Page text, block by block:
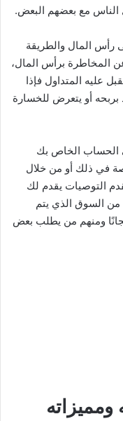
مع بعضهم البعض.
رأس المال والطريقة
المخاطرة برأس المال،
عليه المتداول فإذا
بربحه أو يتعرض للخسارة
الحساب الخاص بك
في ذلك أو من خلال
التوصيات يقدم لك
السوق الذي يتم
ومنهم من يطلب بعض
ومميزاته